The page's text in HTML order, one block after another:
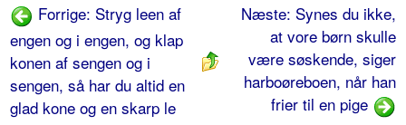
Forrige: Stryg leen af
engen og i engen, og klap
konen af sengen og i
sengen, så har du altid en
glad kone og en skarp le
Næste: Synes du ikke,
at vore børn skulle
være søskende, siger
harboøreboen, når han
frier til en pige